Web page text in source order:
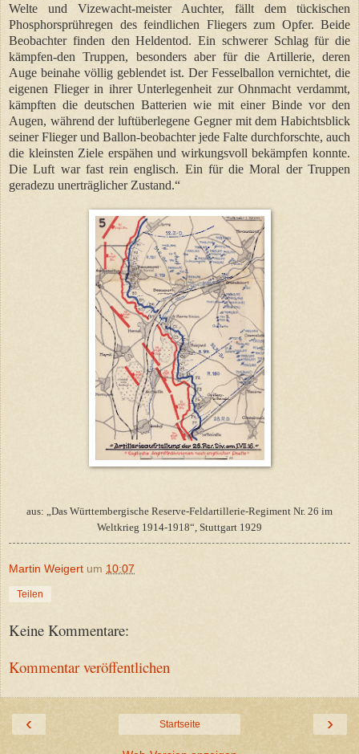
Welte und Vizewacht-meister Auchter, fällt dem tückischen
Phosphorsprühregen des feindlichen Fliegers zum Opfer. Beide
Beobachter finden den Heldentod. Ein schwerer Schlag für die
kämpfen-den Truppen, besonders aber für die Artillerie, deren
Auge beinahe völlig geblendet ist. Der Fesselballon vernichtet, die
eigenen Flieger in ihrer Unterlegenheit zur Ohnmacht verdammt,
kämpften die deutschen Batterien wie mit einer Binde vor den
Augen, während der luftüberlegene Gegner mit dem Habichtsblick
seiner Flieger und Ballon-beobachter jede Falte durchforschte, auch
die kleinsten Ziele erspähen und wirkungsvoll bekämpfen konnte.
Die Luft war fast rein englisch. Ein für die Moral der Truppen
geradezu unerträglicher Zustand.“
aus: „Das Württembergische Reserve-Feldartillerie-Regiment Nr. 26 im
Weltkrieg 1914-1918“, Stuttgart 1929
Martin Weigert um 10:07
Teilen
Keine Kommentare:
Kommentar veröffentlichen
‹ ›
Startseite